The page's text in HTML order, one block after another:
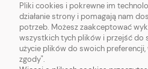
Pliki cookies i pokrewne im
działanie strony i pomagają nam
potrzeb. Możesz zaakceptować
wszystkich tych plików i przejść do
użycie plików do swoich
zgody".